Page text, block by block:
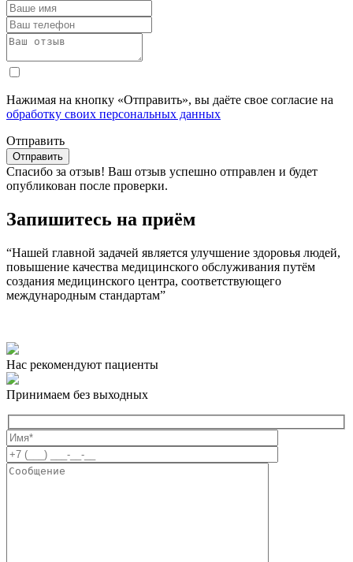
Нажимая на кнопку «Отправить», вы даёте свое согласие на
обработку своих персональных данных
Отправить
Спасибо за отзыв! Ваш отзыв успешно отправлен и будет
опубликован после проверки.
Запишитесь на приём
“Нашей главной задачей является улучшение здоровья людей,
повышение качества медицинского обслуживания путём
создания медицинского центра, соответствующего
международным стандартам”
Нас рекомендуют пациенты
Принимаем без выходных